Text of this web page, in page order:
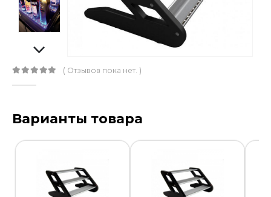
( Отзывов пока нет. )
Варианты товара